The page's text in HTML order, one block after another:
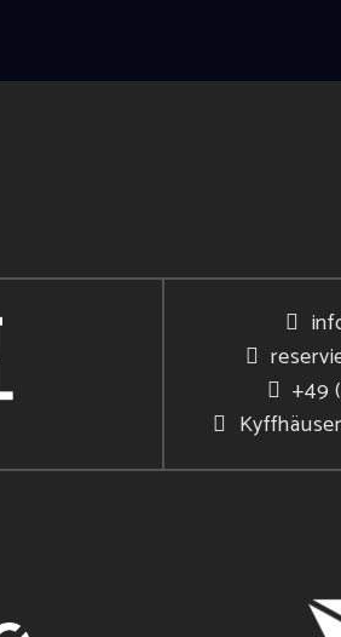
+49